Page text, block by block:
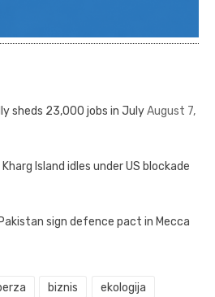
sheds 23,000 jobs in JulyAugust 7,
Island idles under US blockade
sign defence pact in Mecca
biznis ekologija